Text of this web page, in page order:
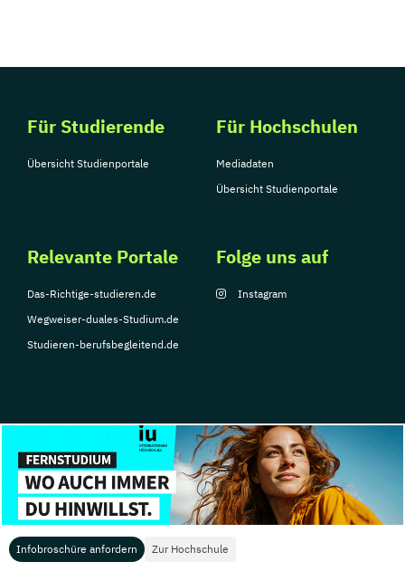
Infobroschüre anfordern Zur Hochschule
Für Studierende
Übersicht Studienportale
Für Hochschulen
Mediadaten
Übersicht Studienportale
Relevante Portale
Das-Richtige-studieren.de
Wegweiser-duales-Studium.de
Studieren-berufsbegleitend.de
Folge uns auf
Instagram
© Copyright 2026, TarGroup Media GmbH
Impressum
Über
uns
Datenschutzerklärung Nutzungsbedingungen